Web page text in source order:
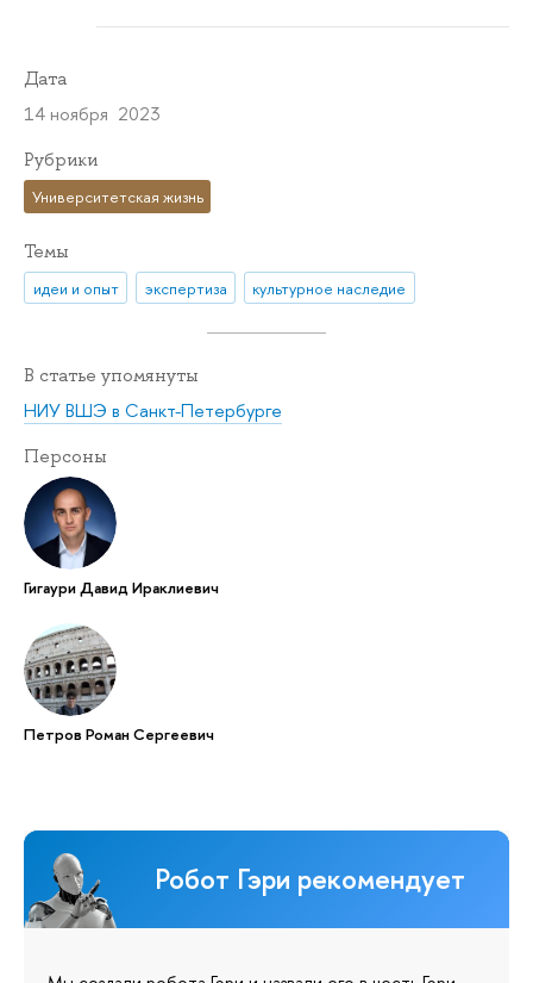
Дата
14 ноября 2023
Рубрики
Университетская жизнь
Темы
идеи и опыт экспертиза культурное наследие
В статье упомянуты
НИУ ВШЭ в Санкт-Петербурге
Персоны
Гигаури Давид Ираклиевич
Петров Роман Сергеевич
Робот Гэри рекомендует